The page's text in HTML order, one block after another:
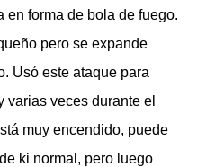
en forma de bola de fuego.
pero se expande
Usó este ataque para
varias veces durante el
muy encendido, puede
ki normal, pero luego